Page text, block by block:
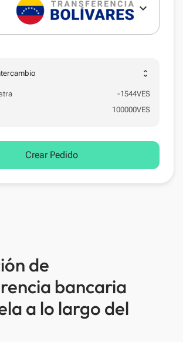
expand_more
unfold_more
-1544VES
100000VES
Crear Pedido
de
bancaria
a lo largo del